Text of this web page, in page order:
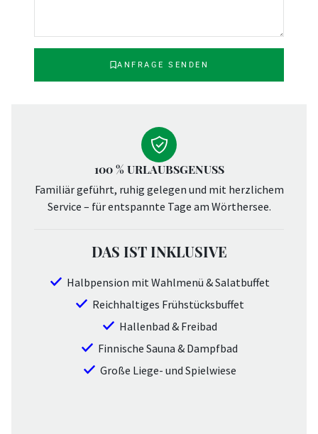
ANFRAGE SENDEN
100 % URLAUBSGENUSS
Familiär geführt, ruhig gelegen und mit herzlichem
Service – für entspannte Tage am Wörthersee.
DAS IST INKLUSIVE
Halbpension mit Wahlmenü & Salatbuffet
Reichhaltiges Frühstücksbuffet
Hallenbad & Freibad
Finnische Sauna & Dampfbad
Große Liege- und Spielwiese